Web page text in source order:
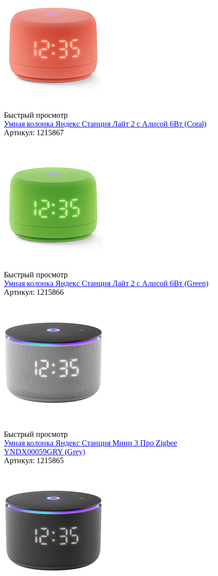
Быстрый просмотр
Умная колонка Яндекс Станция Лайт 2 с Алисой 6Вт (Coral)
Артикул: 1215867
Быстрый просмотр
Умная колонка Яндекс Станция Лайт 2 с Алисой 6Вт (Green)
Артикул: 1215866
Быстрый просмотр
Умная колонка Яндекс Станция Мини 3 Про Zigbee
YNDX00059GRY (Grey)
Артикул: 1215865